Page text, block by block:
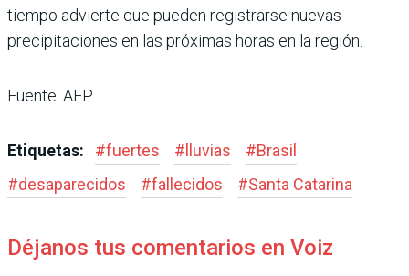
tiempo advierte que pueden registrarse nuevas
precipitaciones en las próximas horas en la región.
Fuente: AFP.
Etiquetas: #fuertes #lluvias #Brasil
#desaparecidos #fallecidos #Santa Catarina
Déjanos tus comentarios en Voiz